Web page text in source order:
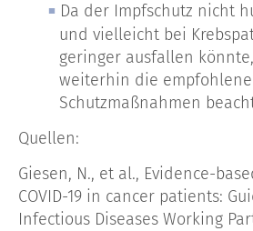
Da der Impfschutz nicht
und vielleicht bei
geringer ausfallen
weiterhin die
Schutzmaßnahmen
Quellen:
Giesen, N., et al., Evidence-
COVID-19 in cancer patients:
Infectious Diseases Working